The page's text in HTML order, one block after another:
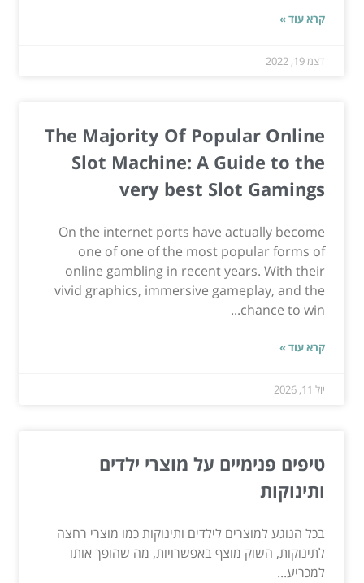
קרא עוד »
דצמ 19, 2022
The Majority Of Popular Online
Slot Machine: A Guide to the
very best Slot Gamings
On the internet ports have actually become
one of one of the most popular forms of
online gambling in recent years. With their
vivid graphics, immersive gameplay, and the
chance to win...
קרא עוד »
יול 11, 2026
טיפים פנימיים על מוצרי ילדים
ותינוקות
בכל הנוגע למוצרים לילדים ותינוקות כמו מוצרי רחצה
לתינוקות, השוק מוצף באפשרויות, מה שהופך אותו
למכריע...